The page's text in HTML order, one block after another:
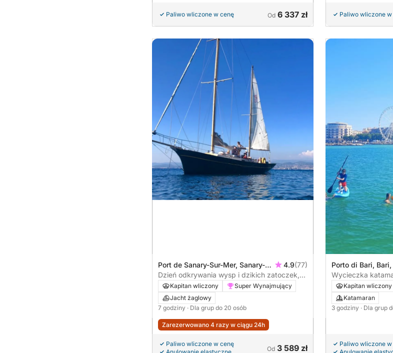
Paliwo wliczone w cenę Od 6 337 zł Paliwo wliczone
Port de Sanary-Sur-Mer, Sanary-
sur-Mer, Francja
4.9(77)
Dzień odkrywania wysp i dzikich zatoczek,
wyruszając z Sanary-sur-Mer
Kapitan wliczony
Super Wynajmujący
Jacht żaglowy
7 godziny · Dla grup do 20 osób
Zarezerwowano 4 razy w ciągu 24h
Paliwo wliczone w cenę
Od 3 589 zł
Porto di Bari,
Wycieczka
Kapitan wliczony
Katamaran
3 godziny · Dla grup
Paliwo wliczone